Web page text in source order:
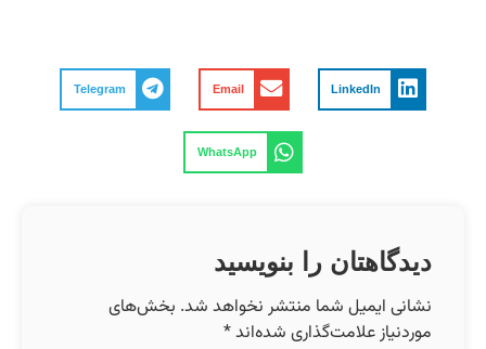
LinkedIn
Email
Telegram
WhatsApp
دیدگاهتان را بنویسید
نشانی ایمیل شما منتشر نخواهد شد. بخش‌های
موردنیاز علامت‌گذاری شده‌اند*